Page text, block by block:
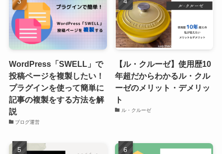
WordPress「SWELL」で
投稿ページを複製したい！
プラグインを使って簡単に
記事の複製をする方法を解
説
ブログ運営
【ル・クルーゼ】使用歴10
年超だからわかるル・クル
ーゼのメリット・デメリッ
ト
ル・クルーゼ